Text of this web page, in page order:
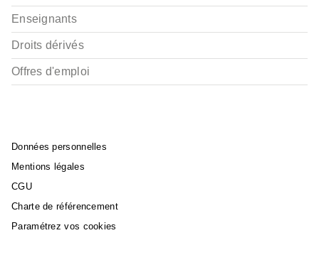
Enseignants
Droits dérivés
Offres d'emploi
Données personnelles
Mentions légales
CGU
Charte de référencement
Paramétrez vos cookies